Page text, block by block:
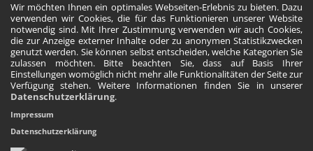
Wir möchten Ihnen ein optimales Webseiten-Erlebnis zu bieten. Dazu
verwenden wir Cookies, die für das Funktionieren unserer Website
notwendig sind. Mit Ihrer Zustimmung verwenden wir auch Cookies,
die zur Anzeige externer Inhalte oder zu anonymen Statistikzwecken
genutzt werden. Sie können selbst entscheiden, welche Kategorien Sie
zulassen möchten. Bitte beachten Sie, dass auf Basis Ihrer
Einstellungen womöglich nicht mehr alle Funktionalitäten der Seite zur
Verfügung stehen. Weitere Informationen finden Sie in unserer
Datenschutzerklärung.
Impressum
Datenschutzerklärung